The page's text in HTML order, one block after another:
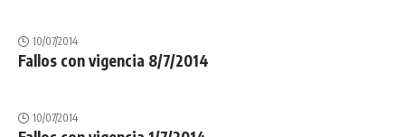
10/07/2014
Fallos con vigencia 8/7/2014
10/07/2014